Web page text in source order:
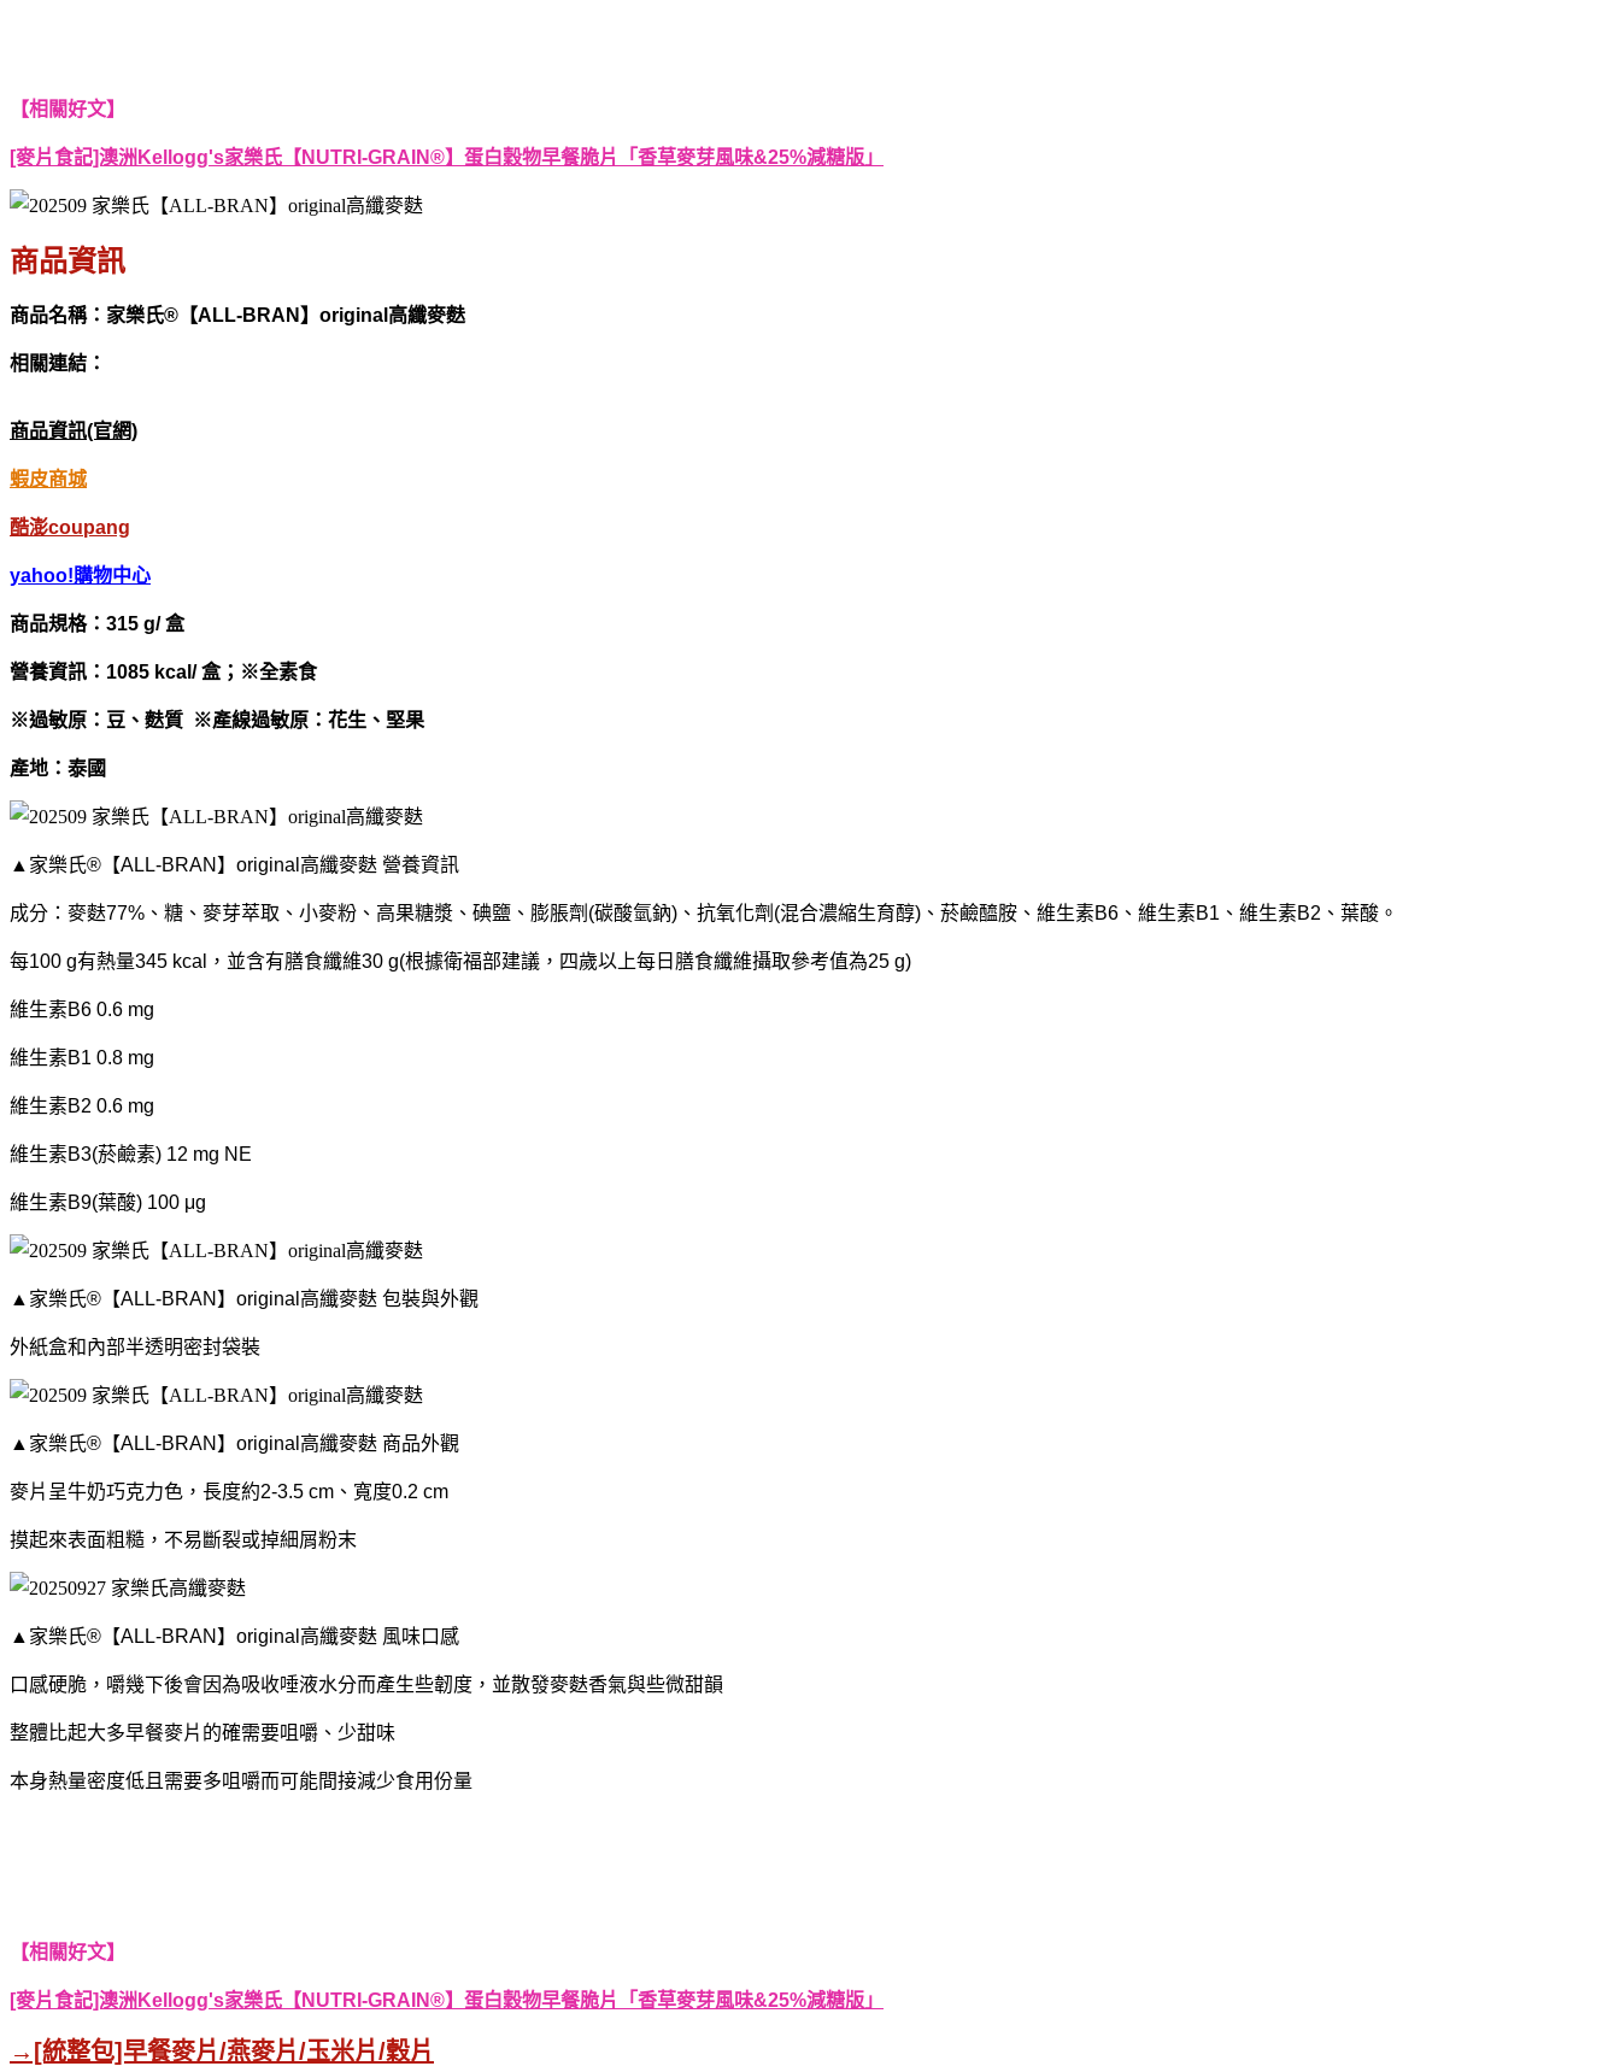
【相關好文】
[麥片食記]澳洲Kellogg's家樂氏【NUTRI-GRAIN®】蛋白穀物早餐脆片「香草麥芽風味&25%減糖版」
商品資訊
商品名稱：家樂氏®【ALL-BRAN】original高纖麥麩
相關連結：
商品資訊(官網)
蝦皮商城
酷澎coupang
yahoo!購物中心
商品規格：315 g/ 盒
營養資訊：1085 kcal/ 盒；※全素食
※過敏原：豆、麩質 ※產線過敏原：花生、堅果
產地：泰國
▲家樂氏®【ALL-BRAN】original高纖麥麩 營養資訊
成分： 麥麩77%、糖、麥芽萃取、小麥粉、高果糖漿、碘鹽、膨脹劑(碳酸氫鈉)、抗氧化劑(混合濃縮生育醇)、菸鹼醯胺、維生素B6、維生素B1、維生素B2、葉酸。
每100 g有熱量345 kcal，並含有膳食纖維30 g(根據衛福部建議，四歲以上每日膳食纖維攝取參考值為25 g)
維生素B6 0.6 mg
維生素B1 0.8 mg
維生素B2 0.6 mg
維生素B3(菸鹼素) 12 mg NE
維生素B9(葉酸) 100 μg
▲家樂氏®【ALL-BRAN】original高纖麥麩 包裝與外觀
外紙盒和內部半透明密封袋裝
▲家樂氏®【ALL-BRAN】original高纖麥麩 商品外觀
麥片呈牛奶巧克力色，長度約2-3.5 cm、寬度0.2 cm
摸起來表面粗糙，不易斷裂或掉細屑粉末
▲家樂氏®【ALL-BRAN】original高纖麥麩 風味口感
口感硬脆，嚼幾下後會因為吸收唾液水分而產生些韌度， 並散發麥麩香氣與些微甜韻
整體比起大多早餐麥片的確需要咀嚼、少甜味
本身熱量密度低且需要多咀嚼而可能間接減少食用份量
【相關好文】
[麥片食記]澳洲Kellogg's家樂氏【NUTRI-GRAIN®】蛋白穀物早餐脆片「香草麥芽風味&25%減糖版」
→[統整包]早餐麥片/燕麥片/玉米片/穀片